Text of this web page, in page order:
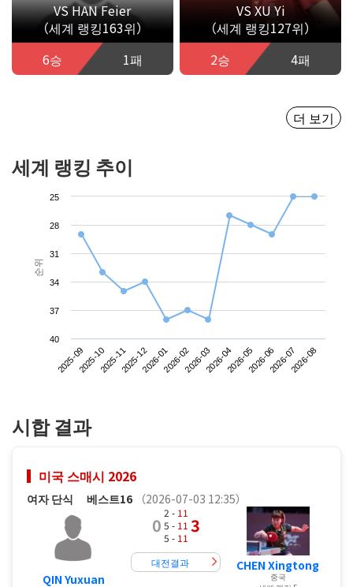
VS HAN Feier
（세계 랭킹163위）
6승
1패
VS XU Yi
（세계 랭킹127위）
2승
4패
더 보기
세계 랭킹 추이
순위
2025-092025-102025-112025-122026-012026-022026-032026-042026-052026-062026-072026-08
25
28
31
34
37
40
시합 결과
미국 스매시 2026
여자 단식 베스트16 （2026-07-03 12:35）
QIN Yuxuan
0
2 - 11
5 - 11
5 - 11
3
대전결과 CHEN Xingtong
중국